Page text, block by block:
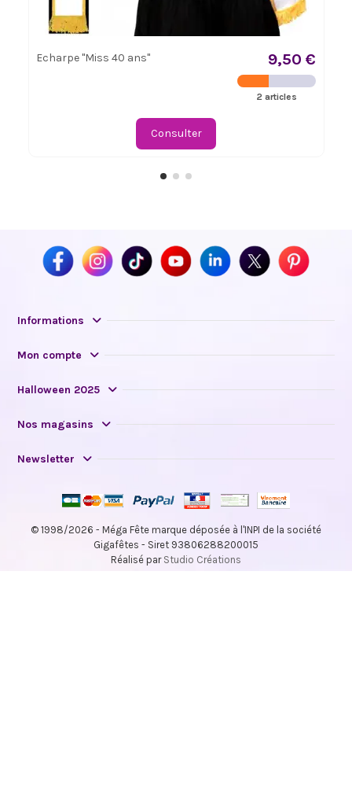
Echarpe "Miss 40 ans" 9,50 €
2 articles
Consulter
Informations
Mon compte
Halloween 2025
Nos magasins
Newsletter
© 1998/2026 - Méga Fête marque déposée à l'INPI de la société
Gigafêtes - Siret 93806288200015
Réalisé par Studio Créations